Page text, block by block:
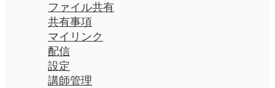
設定
ファイル共有
配信
マイリンク
講師管理
共有事項